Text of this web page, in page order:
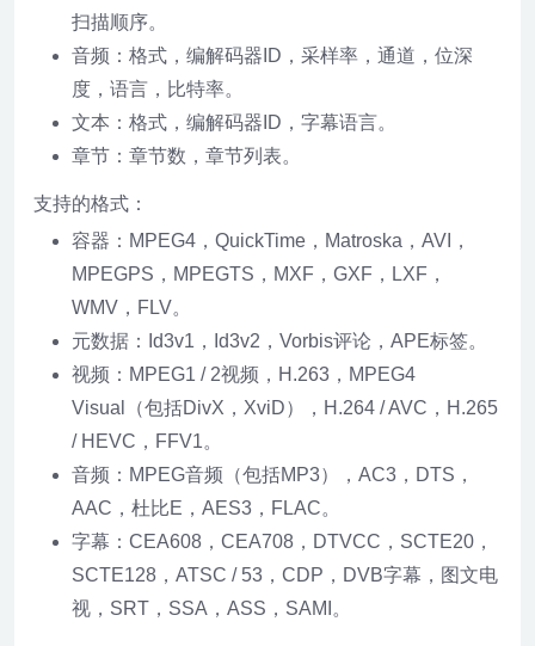
扫描顺序。
音频：格式，编解码器ID，采样率，通道，位深
度，语言，比特率。
文本：格式，编解码器ID，字幕语言。
章节：章节数，章节列表。
支持的格式：
容器：MPEG4，QuickTime，Matroska，AVI，
MPEGPS，MPEGTS，MXF，GXF，LXF，
WMV，FLV。
元数据：Id3v1，Id3v2，Vorbis评论，APE标签。
视频：MPEG1 / 2视频，H.263，MPEG4
Visual（包括DivX，XviD），H.264 / AVC，H.265
/ HEVC，FFV1。
音频：MPEG音频（包括MP3），AC3，DTS，
AAC，杜比E，AES3，FLAC。
字幕：CEA608，CEA708，DTVCC，SCTE20，
SCTE128，ATSC / 53，CDP，DVB字幕，图文电
视，SRT，SSA，ASS，SAMI。